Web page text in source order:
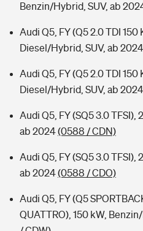
Benzin/Hybrid, SUV, ab
Audi Q5, FY (Q5 2.0 TDI 150
Diesel/Hybrid, SUV, ab 2024
Audi Q5, FY (Q5 2.0 TDI 150
Diesel/Hybrid, SUV, ab 2024
Audi Q5, FY (SQ5 3.0
ab 2024(0588 / CDN)
Audi Q5, FY (SQ5 3.0
ab 2024(0588 / CDO)
Audi Q5, FY (Q5
QUATTRO), 150 kW,